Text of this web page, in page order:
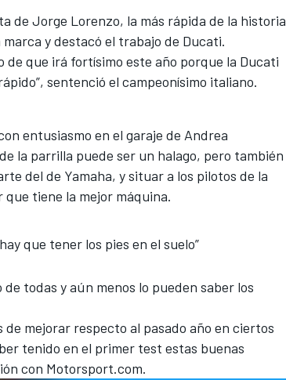
de Jorge Lorenzo, la más rápida de la historia
y destacó el trabajo de Ducati.
de que irá fortísimo este año porque la Ducati
sentenció el campeonísimo italiano.
entusiasmo en el garaje de Andrea
la parrilla puede ser un halago, pero también
del de Yamaha, y situar a los pilotos de la
tiene la mejor máquina.
que tener los pies en el suelo”
de todas y aún menos lo pueden saber los
de mejorar respecto al pasado año en ciertos
tenido en el primer test estas buenas
con Motorsport.com.